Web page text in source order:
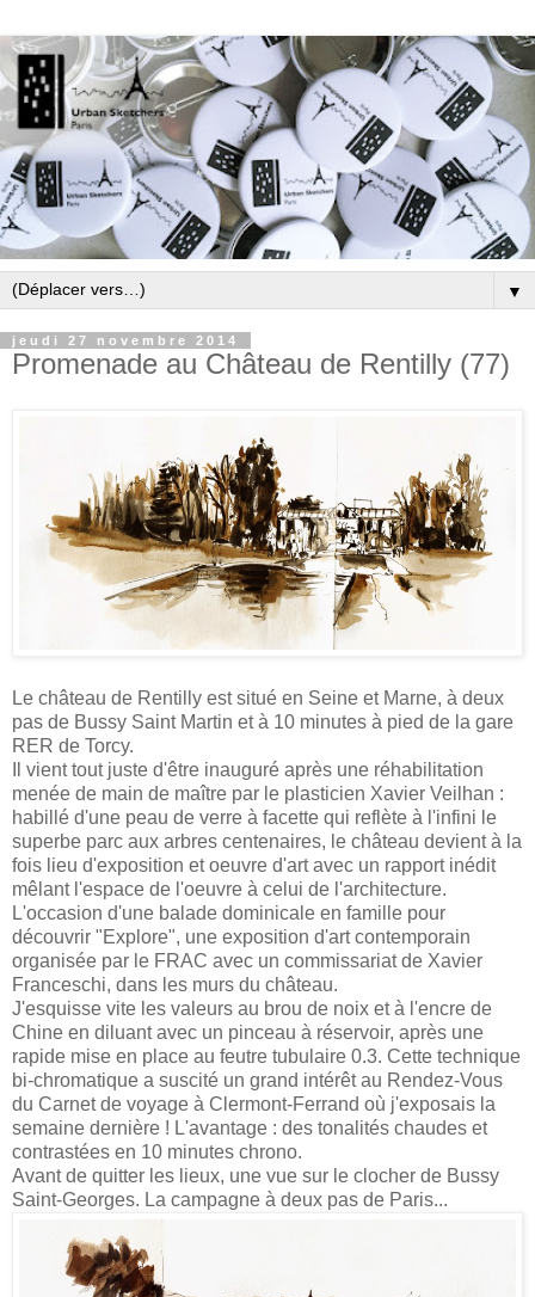
▼
jeudi 27 novembre 2014
Promenade au Château de Rentilly (77)
Le château de Rentilly est situé en Seine et Marne, à deux
pas de Bussy Saint Martin et à 10 minutes à pied de la gare
RER de Torcy.
Il vient tout juste d'être inauguré après une réhabilitation
menée de main de maître par le plasticien Xavier Veilhan :
habillé d'une peau de verre à facette qui reflète à l'infini le
superbe parc aux arbres centenaires, le château devient à la
fois lieu d'exposition et oeuvre d'art avec un rapport inédit
mêlant l'espace de l'oeuvre à celui de l'architecture.
L'occasion d'une balade dominicale en famille pour
découvrir "Explore", une exposition d'art contemporain
organisée par le FRAC avec un commissariat de Xavier
Franceschi, dans les murs du château.
J'esquisse vite les valeurs au brou de noix et à l'encre de
Chine en diluant avec un pinceau à réservoir, après une
rapide mise en place au feutre tubulaire 0.3. Cette technique
bi-chromatique a suscité un grand intérêt au Rendez-Vous
du Carnet de voyage à Clermont-Ferrand où j'exposais la
semaine dernière ! L'avantage : des tonalités chaudes et
contrastées en 10 minutes chrono.
Avant de quitter les lieux, une vue sur le clocher de Bussy
Saint-Georges. La campagne à deux pas de Paris...